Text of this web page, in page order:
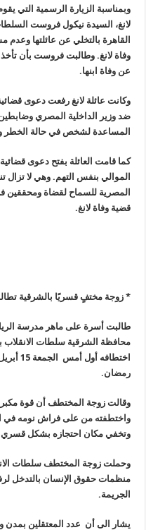
وبمناسبة الزيارة الرسمية التي
لانغ، السيدة نيكول فروست
القاهرة بالتخلي عن عائلتها
وفاة لانغ. وطالبت فروست بأن تأخذ
عن وفاة ابنها.
ضد وزير الداخلية المصري
المساعدة لشخص في حالة الخطر
كما قامت العائلة بفتح دعوى
الموالي بنفس التهم. وهي لا
المصرية للسماح لقضاة ومحققين
قضية وفاة لانغ.
* زوجة مختفٍ قسريًا بالشرقية
طالبت أسرة على ماهر مدرسة
محافظة الشرقية سلطات
رمضان.
وقالت زوجة المختطف أن قوة
واختطفته من على فراش نومه في
وتخفي مكان احتجازه بشكل
وحملت زوجة المختطف سلطات
منظمات حقوق الإنسان بالتدخل
الجريمة.